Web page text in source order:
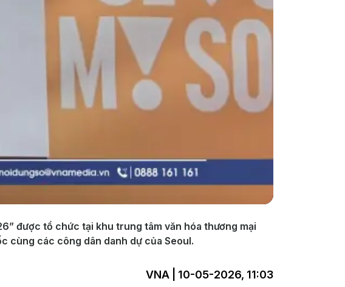
được tổ chức tại khu trung tâm văn hóa thương mại
cùng các công dân danh dự của Seoul.
VNA | 10-05-2026, 11:03